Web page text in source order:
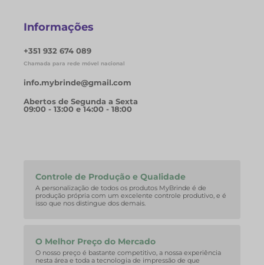
Informações
+351 932 674 089
Chamada para rede móvel nacional
info.mybrinde@gmail.com
Abertos de Segunda a Sexta
09:00 - 13:00 e 14:00 - 18:00
Controle de Produção e Qualidade
A personalização de todos os produtos MyBrinde é de
produção própria com um excelente controle produtivo, e é
isso que nos distingue dos demais.
O Melhor Preço do Mercado
O nosso preço é bastante competitivo, a nossa experiência
nesta área e toda a tecnologia de impressão de que